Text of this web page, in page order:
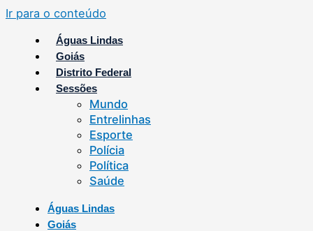
Ir para o conteúdo
Águas Lindas
Goiás
Distrito Federal
Sessões
Mundo
Entrelinhas
Esporte
Polícia
Política
Saúde
Águas Lindas
Goiás